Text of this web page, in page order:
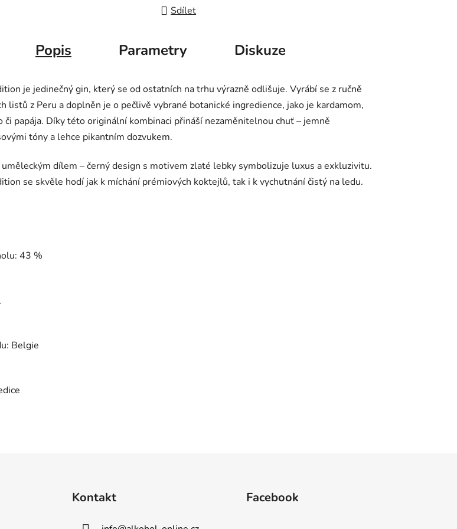
Sdílet
Popis Parametry Diskuze
je jedinečný gin, který se od ostatních na trhu výrazně odlišuje. Vyrábí se z ručně
listů z Peru a doplněn je o pečlivě vybrané botanické ingredience, jako je kardamom,
či papája. Díky této originální kombinaci přináší nezaměnitelnou chuť – jemně
tóny a lehce pikantním dozvukem.
dílem – černý design s motivem zlaté lebky symbolizuje luxus a exkluzivitu.
se skvěle hodí jak k míchání prémiových koktejlů, tak i k vychutnání čistý na ledu.
43 %
Belgie
Kontakt Facebook